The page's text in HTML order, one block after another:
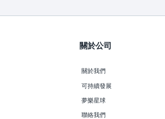
關於公司
關於我們
可持續發展
夢樂星球
聯絡我們